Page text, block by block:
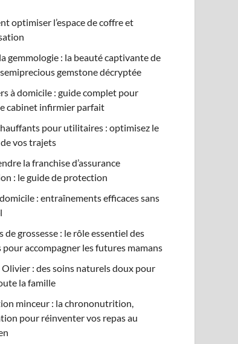
optimiser l’espace de coffre et
la gemmologie : la beauté captivante de
gemstone décryptée
à domicile : guide complet pour
cabinet infirmier parfait
pour utilitaires : optimisez le
vos trajets
la franchise d’assurance
: le guide de protection
: entraînements efficaces sans
de grossesse : le rôle essentiel des
pour accompagner les futures mamans
Olivier : des soins naturels doux pour
la famille
minceur : la chrononutrition,
pour réinventer vos repas au